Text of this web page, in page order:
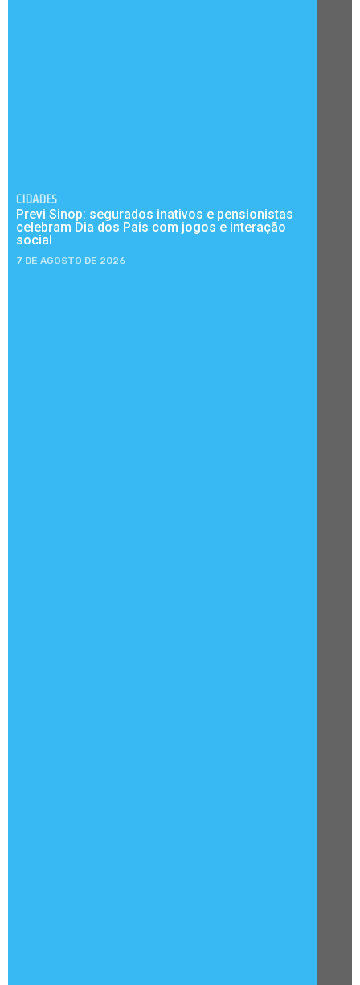
CIDADES
Previ Sinop: segurados inativos e pensionistas
celebram Dia dos Pais com jogos e interação
social
7 DE AGOSTO DE 2026